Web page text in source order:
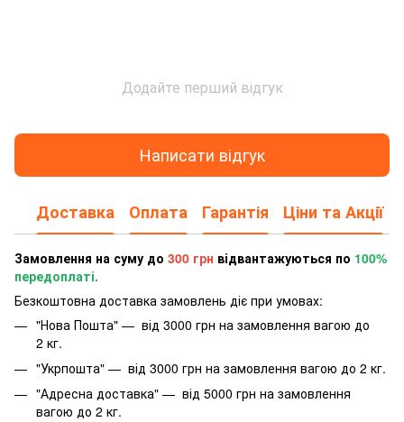
Додайте перший відгук
Написати відгук
Доставка Оплата Гарантія Ціни та Акції
Замовлення на суму до 300 грн відвантажуються по 100%
передоплаті.
Безкоштовна доставка замовлень діє при умовах:
"Нова Пошта" — від 3000 грн на замовлення вагою до
2 кг.
"Укрпошта" — від 3000 грн на замовлення вагою до 2 кг.
"Адресна доставка" — від 5000 грн на замовлення
вагою до 2 кг.